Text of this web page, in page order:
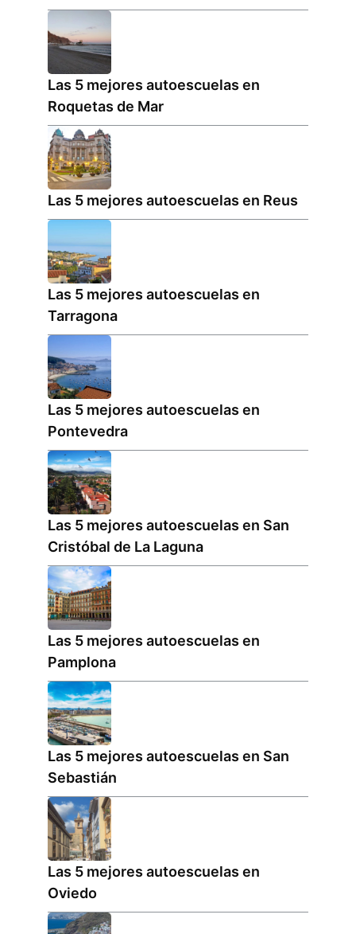
Las 5 mejores autoescuelas en
Roquetas de Mar
Las 5 mejores autoescuelas en Reus
Las 5 mejores autoescuelas en
Tarragona
Las 5 mejores autoescuelas en
Pontevedra
Las 5 mejores autoescuelas en San
Cristóbal de La Laguna
Las 5 mejores autoescuelas en
Pamplona
Las 5 mejores autoescuelas en San
Sebastián
Las 5 mejores autoescuelas en
Oviedo